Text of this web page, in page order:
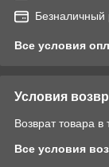
Безналичный
Все условия
Условия
Возврат товара
Все условия